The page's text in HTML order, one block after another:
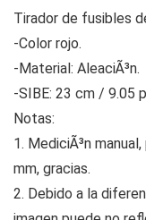
Tirador de fusibles
-Color rojo.
-Material: AleaciÃ³n.
-SIBE: 23 cm / 9.05
Notas:
1. MediciÃ³n
mm, gracias.
2. Debido a la